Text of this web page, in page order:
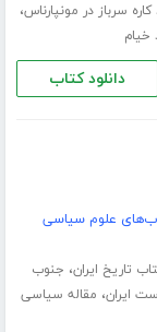
سرباز در مونپارناس،
خیام
دانلود کتاب
علوم سیاسی
تاریخ ایران، جنوب
ایران، مقاله سیاسی